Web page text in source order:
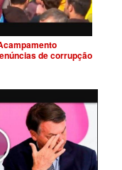
de corrupção